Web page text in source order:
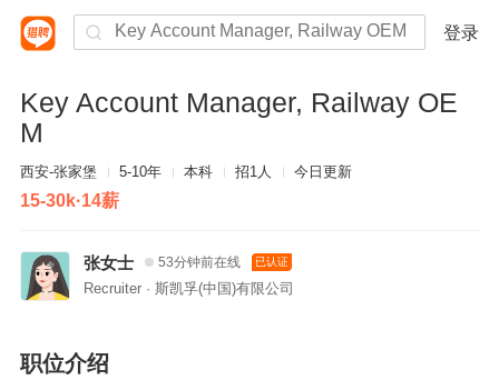
登录
Key Account Manager, Railway OE
M
西安-张家堡 5-10年 本科 招1人 今日更新
15-30k·14薪
张女士 53分钟前在线 已认证
Recruiter · 斯凯孚(中国)有限公司
职位介绍